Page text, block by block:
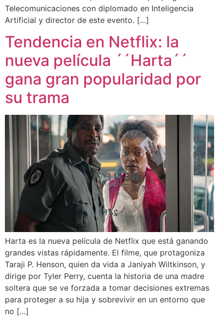
Telecomunicaciones con diplomado en Inteligencia
Artificial y director de este evento. […]
Tendencia en Netflix: la
nueva película ´´Harta´´
gana gran popularidad por
su trama
Harta es la nueva película de Netflix que está ganando
grandes vistas rápidamente. El filme, que protagoniza
Taraji P. Henson, quien da vida a Janiyah Wiltkinson, y
dirige por Tyler Perry, cuenta la historia de una madre
soltera que se ve forzada a tomar decisiones extremas
para proteger a su hija y sobrevivir en un entorno que
no […]